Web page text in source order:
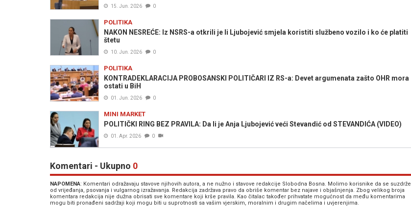
15. Jun. 2026 0
POLITIKA
NAKON NESREĆE: Iz NSRS-a otkrili je li Ljubojević smjela koristiti službeno vozilo i ko će platiti
štetu
10. Jun. 2026 0
POLITIKA
KONTRADEKLARACIJA PROBOSANSKI POLITIČARI IZ RS-a: Devet argumenata zašto OHR mora
ostati u BiH
01. Jun. 2026 0
MINI MARKET
POLITIČKI RING BEZ PRAVILA: Da li je Anja Ljubojević veći Stevandić od STEVANDIĆA (VIDEO)
01. Apr. 2026 0
Komentari - Ukupno 0
NAPOMENA: Komentari odražavaju stavove njihovih autora, a ne nužno i stavove redakcije Slobodna Bosna. Molimo korisnike da se suzdrže
od vrijeđanja, psovanja i vulgarnog izražavanja. Redakcija zadržava pravo da obriše komentar bez najave i objašnjenja. Zbog velikog broja
komentara redakcija nije dužna obrisati sve komentare koji krše pravila. Kao čitalac također prihvatate mogućnost da među komentarima
mogu biti pronađeni sadržaji koji mogu biti u suprotnosti sa vašim vjerskim, moralnim i drugim načelima i uvjerenjima.